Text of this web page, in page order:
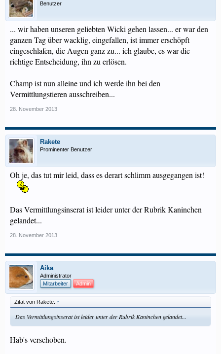
Benutzer
... wir haben unseren geliebten Wicki gehen lassen... er war den
ganzen Tag über wacklig, eingefallen, ist immer erschöpft
eingeschlafen, die Augen ganz zu... ich glaube, es war die
richtige Entscheidung, ihn zu erlösen.
Champ ist nun alleine und ich werde ihn bei den
Vermittlungstieren ausschreiben...
28. November 2013
Rakete
Prominenter Benutzer
Oh je, das tut mir leid, dass es derart schlimm ausgegangen ist!
Das Vermittlungsinserat ist leider unter der Rubrik Kaninchen
gelandet...
28. November 2013
Aika
Administrator
Mitarbeiter
Admin
Zitat von Rakete: ↑
Das Vermittlungsinserat ist leider unter der Rubrik Kaninchen gelandet...
Hab's verschoben.